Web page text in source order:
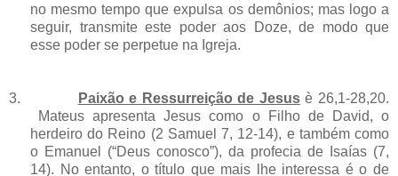
no mesmo tempo que expulsa os demônios; mas logo a
seguir, transmite este poder aos Doze, de modo que
esse poder se perpetue na Igreja.
3. Paixão e Ressurreição de Jesus è 26,1-28,20.
Mateus apresenta Jesus como o Filho de David, o
herdeiro do Reino (2 Samuel 7, 12-14), e também como
o Emanuel (“Deus conosco”), da profecia de Isaías (7,
14). No entanto, o título que mais lhe interessa é o de